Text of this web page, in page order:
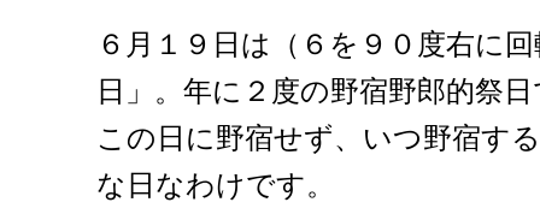
６月１９日は（６を９０度右に
日」。年に２度の野宿野郎的祭
この日に野宿せず、いつ野宿す
な日なわけです。